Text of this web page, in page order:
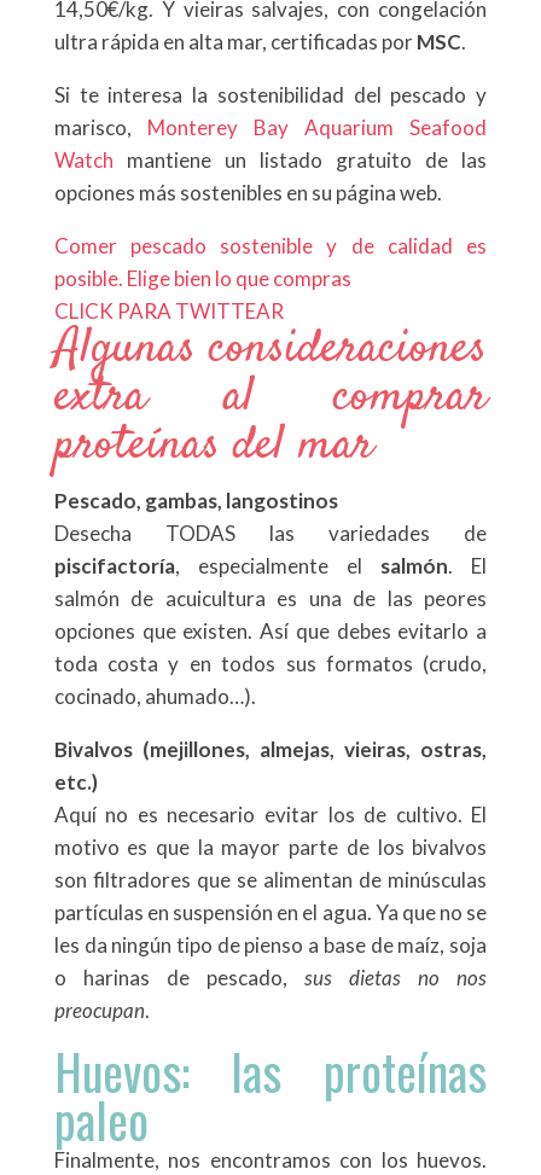
14,50€/kg. Y vieiras salvajes, con congelación
ultra rápida en alta mar, certificadas porMSC.
Si te interesa la sostenibilidad del pescado y
marisco, Monterey Bay Aquarium Seafood
Watch mantiene un listado gratuito de las
opciones más sostenibles en su página web.
Comer pescado sostenible y de calidad es
posible. Elige bien lo que compras
CLICK PARA TWITTEAR
Algunas consideraciones
extra al comprar
proteínas del mar
Pescado, gambas, langostinos
Desecha TODAS las variedades de
piscifactoría, especialmente el salmón. El
salmón de acuicultura es una de las peores
opciones que existen. Así que debes evitarlo a
toda costa y en todos sus formatos (crudo,
cocinado, ahumado…).
Bivalvos (mejillones, almejas, vieiras, ostras,
etc.)
Aquí no es necesario evitar los de cultivo. El
motivo es que la mayor parte de los bivalvos
son filtradores que se alimentan de minúsculas
partículas en suspensión en el agua. Ya que no se
les da ningún tipo de pienso a base de maíz, soja
o harinas de pescado,sus dietas no nos
preocupan.
Huevos: las proteínas
paleo
Finalmente, nos encontramos con los huevos.